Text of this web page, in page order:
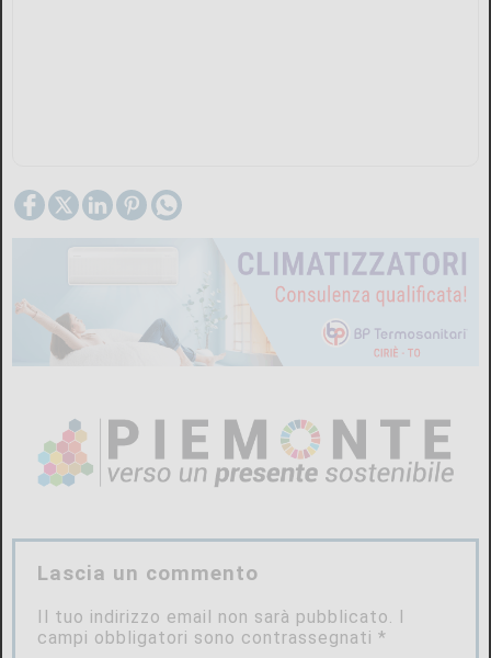
Lascia un commento
Il tuo indirizzo email non sarà pubblicato. I
campi obbligatori sono contrassegnati*